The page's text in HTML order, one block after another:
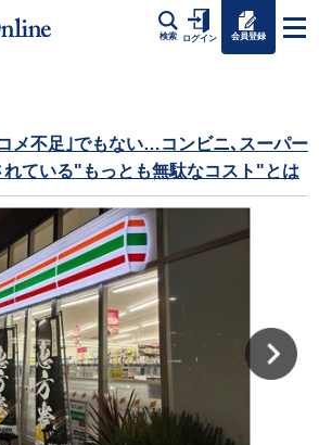
検索 ログイン 会員登録
メ不足｣でもない…コンビニ､スーパー
ている"もっとも無駄なコスト"とは